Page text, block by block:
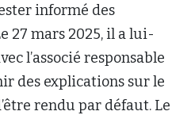
informé des
27 mars 2025, il a lui-
l’associé responsable
des explications sur le
rendu par défaut. Le